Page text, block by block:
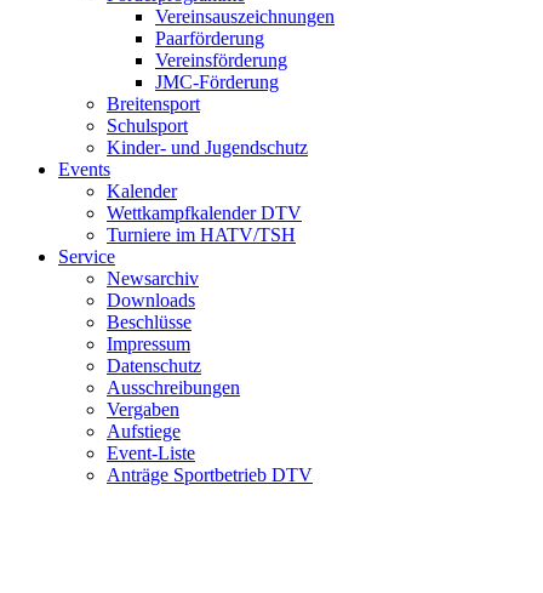
Vereinsauszeichnungen
Paarförderung
Vereinsförderung
JMC-Förderung
Breitensport
Schulsport
Kinder- und Jugendschutz
Events
Kalender
Wettkampfkalender DTV
Turniere im HATV/TSH
Service
Newsarchiv
Downloads
Beschlüsse
Impressum
Datenschutz
Ausschreibungen
Vergaben
Aufstiege
Event-Liste
Anträge Sportbetrieb DTV